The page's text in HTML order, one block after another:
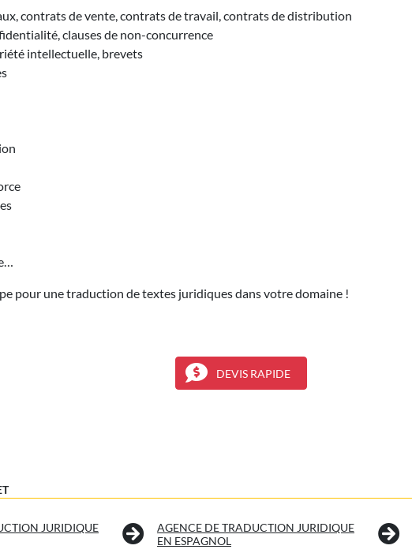
contrats de vente, contrats de travail, contrats de distribution
clauses de non-concurrence
intellectuelle, brevets
pour une traduction de textes juridiques dans votre domaine !
DEVIS RAPIDE
JURIDIQUE
AGENCE DE TRADUCTION JURIDIQUE
EN ESPAGNOL